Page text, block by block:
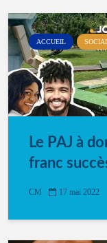
ACCUEIL
Le PAJ à
franc
CM 17 mai 2022